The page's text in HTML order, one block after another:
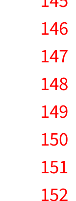
146
147
148
149
150
151
152